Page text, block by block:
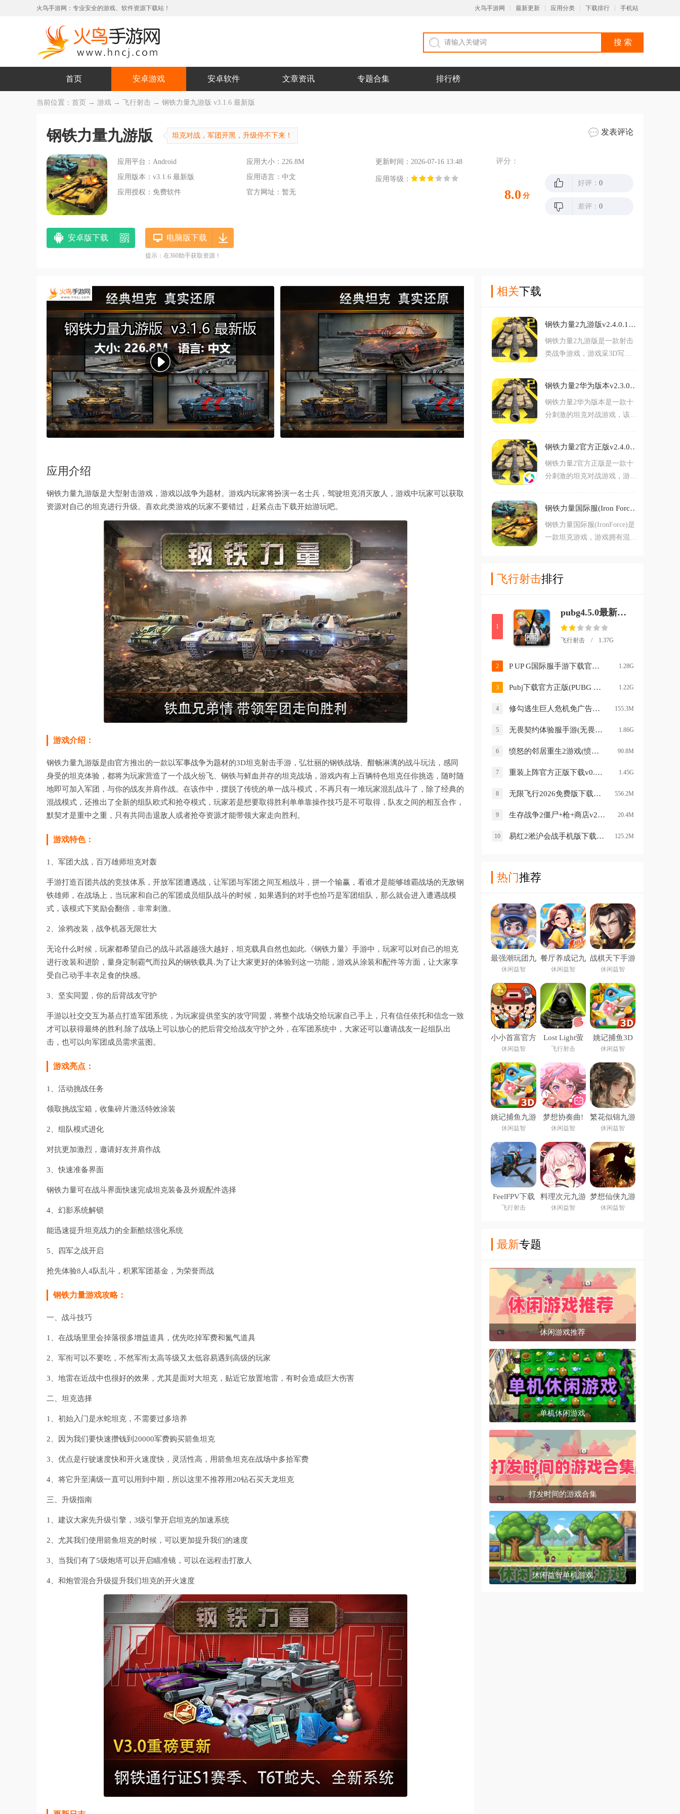
火鸟手游网：专业安全的游戏、软件资源下载站！ 火鸟手游网 最新更新 应用分类 下载排行 手机站
首页 安卓游戏 安卓软件 文章资讯 专题合集 排行榜
当前位置： 首页 → 游戏 → 飞行射击 → 钢铁力量九游版 v3.1.6 最新版
钢铁力量九游版 坦克对战，军团开黑，升级停不下来！ 发表评论
应用平台：Android 应用大小：226.8M
更新时间：2026-07-16 13:48
应用版本：v3.1.6 最新版
应用语言：中文
应用等级：
应用授权：免费软件
官方网址：暂无
评分：
8.0 分
好评： 0
差评： 0
安卓版下载 电脑版下载
提示：在360助手获取资源！
应用介绍
钢铁力量九游版是大型射击游戏，游戏以战争为题材。游戏内玩家将扮演一名士兵，驾驶坦克消灭敌人，游戏中玩家可以获取
资源对自己的坦克进行升级。喜欢此类游戏的玩家不要错过，赶紧点击下载开始游玩吧。
游戏介绍：
钢铁力量九游版是由官方推出的一款以军事战争为题材的3D坦克射击手游，弘壮丽的钢铁战场、酣畅淋漓的战斗玩法，感同
身受的坦克体验，都将为玩家营造了一个战火纷飞、钢铁与鲜血并存的坦克战场，游戏内有上百辆特色坦克任你挑选，随时随
地即可加入军团，与你的战友并肩作战。在该作中，摆脱了传统的单一战斗模式，不再只有一堆玩家混乱战斗了，除了经典的
混战模式，还推出了全新的组队欧式和抢夺模式，玩家若是想要取得胜利单单靠操作技巧是不可取得，队友之间的相互合作，
默契才是重中之重，只有共同击退敌人或者抢夺资源才能带领大家走向胜利。
游戏特色：
1、军团大战，百万雄师坦克对轰
手游打造百团共战的竞技体系，开放军团遭遇战，让军团与军团之间互相战斗，拼一个输赢，看谁才是能够雄霸战场的无敌钢
铁雄师，在战场上，当玩家和自己的军团成员组队战斗的时候，如果遇到的对手也恰巧是军团组队，那么就会进入遭遇战模
式，该模式下奖励会翻倍，非常刺激。
2、涂鸦改装，战争机器无限壮大
无论什么时候，玩家都希望自己的战斗武器越强大越好，坦克载具自然也如此.《钢铁力量》手游中，玩家可以对自己的坦克
进行改装和进阶，量身定制霸气而拉风的钢铁载具.为了让大家更好的体验到这一功能，游戏从涂装和配件等方面，让大家享
受自己动手丰衣足食的快感。
3、坚实同盟，你的后背战友守护
手游以社交交互为基点打造军团系统，为玩家提供坚实的攻守同盟，将整个战场交给玩家自己手上，只有信任依托和信念一致
才可以获得最终的胜利.除了战场上可以放心的把后背交给战友守护之外，在军团系统中，大家还可以邀请战友一起组队出
击，也可以向军团成员需求蓝图。
游戏亮点：
1、活动挑战任务
领取挑战宝箱，收集碎片激活特效涂装
2、组队模式进化
对抗更加激烈，邀请好友并肩作战
3、快速准备界面
钢铁力量可在战斗界面快速完成坦克装备及外观配件选择
4、幻影系统解锁
能迅速提升坦克战力的全新酷炫强化系统
5、四军之战开启
抢先体验8人4队乱斗，积累军团基金，为荣誉而战
钢铁力量游戏攻略：
一、战斗技巧
1、在战场里里会掉落很多增益道具，优先吃掉军费和氮气道具
2、军衔可以不要吃，不然军衔太高等级又太低容易遇到高级的玩家
3、地雷在近战中也很好的效果，尤其是面对大坦克，贴近它放置地雷，有时会造成巨大伤害
二、坦克选择
1、初始入门是水蛇坦克，不需要过多培养
2、因为我们要快速攒钱到20000军费购买箭鱼坦克
3、优点是行驶速度快和开火速度快，灵活性高，用箭鱼坦克在战场中多拾军费
4、将它升至满级一直可以用到中期，所以这里不推荐用20钻石买天龙坦克
三、升级指南
1、建议大家先升级引擎，3级引擎开启坦克的加速系统
2、尤其我们使用箭鱼坦克的时候，可以更加提升我们的速度
3、当我们有了5级炮塔可以开启瞄准镜，可以在远程击打敌人
4、和炮管混合升级提升我们坦克的开火速度
相关下载
钢铁力量2九游版v2.4.0.1 最新版
钢铁力量2九游版是一款射击
类战争游戏，游戏采3D写实
一下炮火交战的刺激感，非常
真实。同时，在游戏中你还可
以与你的好友一同开黑，组队
家不要错过，赶紧点击下载开
钢铁力量2华为版本v2.3.0.1 安卓版
钢铁力量2华为版本是一款十
分刺激的坦克对战游戏，该版
后还有很多专属福利等你来领
取哦，喜欢的朋友现在就来下
载！
钢铁力量2官方正版v2.4.0.1 安卓版
钢铁力量2官方正版是一款十
分刺激的坦克对战游戏，游戏
的坦克部队，在钢铁力量2中
沿袭了前作优秀的设计思想，
整体玩法十分简单易上手，同
来下载体验！
钢铁力量国际服(Iron Force)v8.032.104 最新版
钢铁力量国际服(IronForce)是
一款坦克游戏，游戏拥有混战
赛，可以给予玩家超棒坦克游
飞行射击排行
1
pubg4.5.0最新版下载(PUBG MOBILE)v4.5.0 安卓版
飞行射击 / 1.37G
2 P UP G国际服手游下载官方正版(PUBG MOBILE)v4.3.0 安卓版 1.28G
3 Pubj下载官方正版(PUBG MOBILE)v4.2.0 安卓版 1.22G
4 修勾逃生巨人危机免广告版(修勾逃生巨人危机（神瞳修改）)v1.0 安卓版 155.3M
5 无畏契约体验服手游(无畏契约：源能行动（体验服）)v1.1.0 最新版 1.86G
6 愤怒的邻居重生2游戏(愤怒的邻居：reborn)v0.5 最新版 90.8M
7 重装上阵官方正版下载v0.100.378 最新版 1.45G
8 无限飞行2026免费版下载安装v25.1.5 安卓版 556.2M
9 生存战争2僵尸+枪+商店v2.3.10.4 安卓版 20.4M
10 易红2淞沪会战手机版下载v1.03 安卓版 125.2M
热门推荐
最强潮玩团九
游版
休闲益智
餐厅养成记九
游版
休闲益智
战棋天下手游
休闲益智
小小首富官方
版
休闲益智
Lost Light萤
火突击手游下
载国际服
飞行射击
姚记捕鱼3D
安卓版正版手
游
休闲益智
姚记捕鱼九游
账号登录版本
休闲益智
梦想协奏曲!
少女乐团派
对!九游版
休闲益智
繁花似锦九游
版
休闲益智
FeelFPV下载
安装
飞行射击
料理次元九游
版
休闲益智
梦想仙侠九游
版
休闲益智
最新专题
休闲游戏推荐
单机休闲游戏
打发时间的游戏合集
休闲益智单机游戏